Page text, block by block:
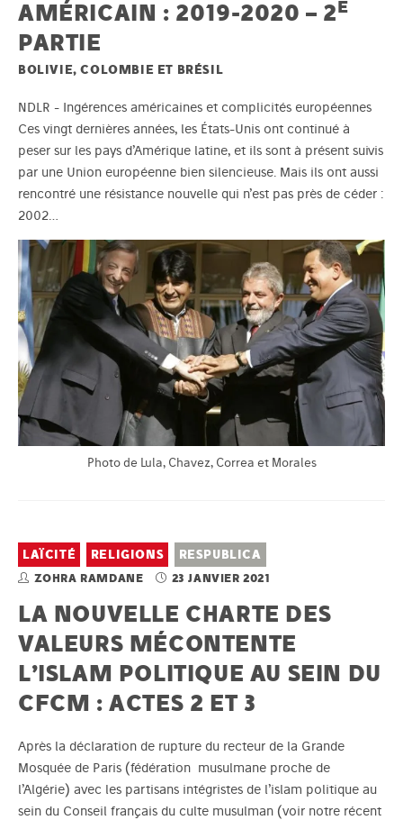
AMÉRICAIN : 2019-2020 – 2E
PARTIE
BOLIVIE, COLOMBIE ET BRÉSIL
NDLR - Ingérences américaines et complicités européennes
Ces vingt dernières années, les États-Unis ont continué à
peser sur les pays d’Amérique latine, et ils sont à présent suivis
par une Union européenne bien silencieuse. Mais ils ont aussi
rencontré une résistance nouvelle qui n’est pas près de céder :
2002…
Photo de Lula, Chavez, Correa et Morales
LAÏCITÉ RELIGIONS RESPUBLICA
ZOHRA RAMDANE 23 JANVIER 2021
LA NOUVELLE CHARTE DES
VALEURS MÉCONTENTE
L’ISLAM POLITIQUE AU SEIN DU
CFCM : ACTES 2 ET 3
Après la déclaration de rupture du recteur de la Grande
Mosquée de Paris (fédération musulmane proche de
l’Algérie) avec les partisans intégristes de l’islam politique au
sein du Conseil français du culte musulman (voir notre récent